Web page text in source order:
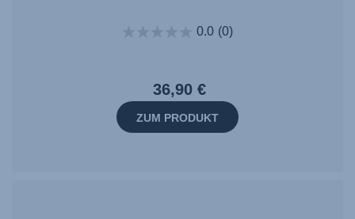
0.0 (0)
36,90 €
ZUM PRODUKT